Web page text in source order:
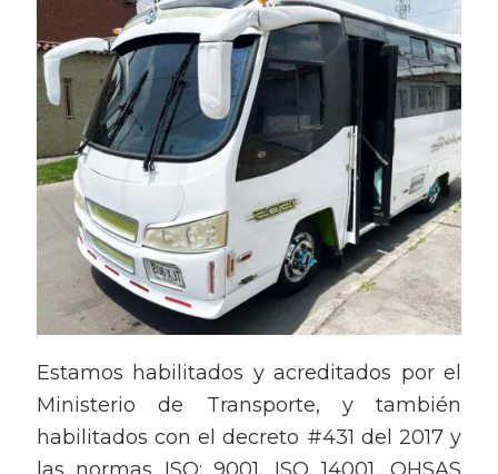
Estamos habilitados y acreditados por el
Ministerio de Transporte, y también
habilitados con el decreto #431 del 2017 y